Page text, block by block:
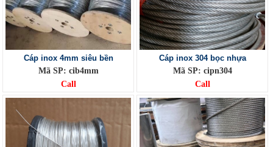
Cáp inox 4mm siêu bền
Mã SP: cib4mm
Call
Cáp inox 304 bọc nhựa
Mã SP: cipn304
Call